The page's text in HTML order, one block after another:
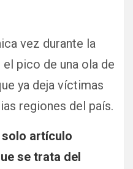
vez durante la
pico de una ola de
ya deja víctimas
regiones del país.
solo artículo
se trata del